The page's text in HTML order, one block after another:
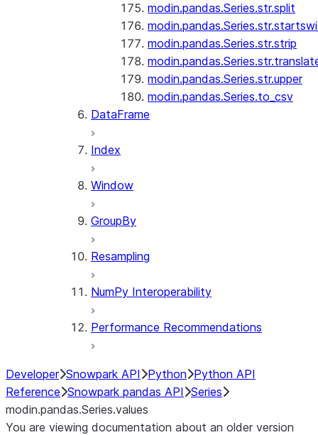
modin.pandas.Series.str.split
modin.pandas.Series.str.strip
modin.pandas.Series.str.upper
modin.pandas.Series.to_csv
DataFrame
Index
Window
GroupBy
Resampling
NumPy Interoperability
Performance Recommendations
Developer Snowpark API Python Python API
Reference Snowpark pandas API Series
modin.pandas.Series.values
You are viewing documentation about an older version